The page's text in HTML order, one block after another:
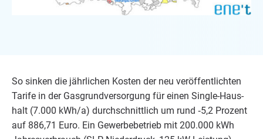
So sin­ken die jähr­li­chen Kos­ten der neu ver­öf­fent­lich­ten
Tari­fe in der Gas­grund­ver­sor­gung für einen Sin­gle-Haus­
halt (7.000 kWh/​a) durch­schnitt­lich um rund ‑5,2 Pro­zent
auf 886,71 Euro. Ein Gewer­be­be­trieb mit 200.000 kWh